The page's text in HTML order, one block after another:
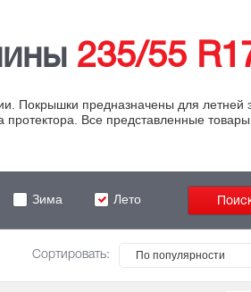
235/55
Покрышки предназначены для летней
Все представленные
Зима Лето
Сортировать: По популярности